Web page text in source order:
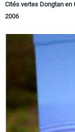
Cités vertes Dongtan en
2006